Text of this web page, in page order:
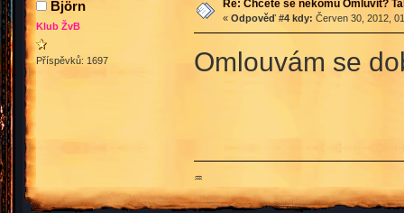
Björn
Klub ŽvB
Příspěvků: 1697
Re: Chcete se někomu Omluvit?
« Odpověď #4 kdy: Červen 30, 2012,
Omlouvám se
♒